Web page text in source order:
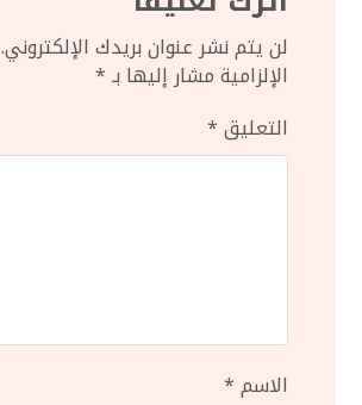
لن يتم نشر عنوان بريدك الإلكتروني.
الإلزامية مشار إليها بـ*
التعليق*
الاسم*